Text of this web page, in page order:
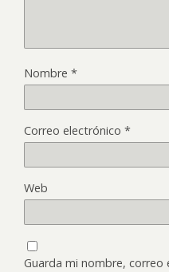
Nombre *
Correo electrónico *
Web
Guarda mi nombre, correo